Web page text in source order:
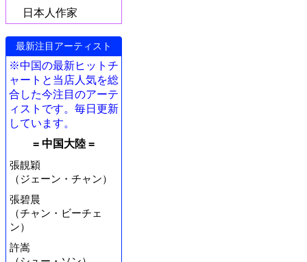
日本人作家
最新注目アーティスト
※中国の最新ヒットチ
ャートと当店人気を総
合した今注目のアーテ
ィストです。毎日更新
しています。
= 中国大陸 =
張靚穎
（ジェーン・チャン）
張碧晨
（チャン・ビーチェ
ン）
許嵩